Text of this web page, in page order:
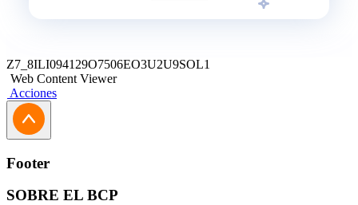
Z7_8ILI094129O7506EO3U2U9SOL1
Web Content Viewer
Acciones
Footer
SOBRE EL BCP